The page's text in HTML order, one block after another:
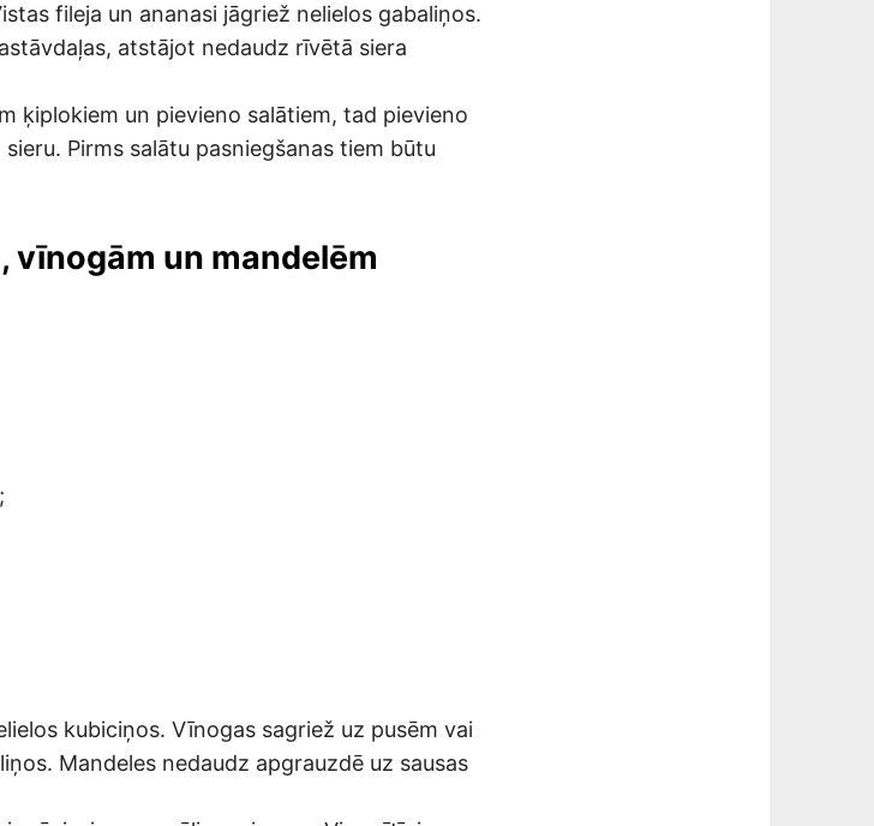
fileja un ananasi jāgriež nelielos gabaliņos.
atstājot nedaudz rīvētā siera
ķiplokiem un pievieno salātiem, tad pievieno
Pirms salātu pasniegšanas tiem būtu
vīnogām un mandelēm
kubiciņos. Vīnogas sagriež uz pusēm vai
Mandeles nedaudz apgrauzdē uz sausas